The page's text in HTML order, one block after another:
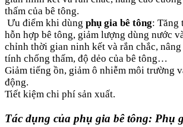
thấm của bê tông.
Ưu điểm khi dùng phụ gia bê tông: Tăng
hỗn hợp bê tông, giảm lượng dùng nước
chỉnh thời gian ninh kết và rắn chắc,
tính chống thấm, độ dẻo của bê tông…
Giảm tiếng ồn, giảm ô nhiễm môi trường
động.
Tiết kiệm chi phí sản xuất.
Tác dụng của phụ gia bê tông: Phụ